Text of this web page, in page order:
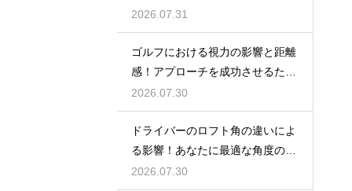
開
2026.07.31
ゴルフにおける視力の影響と距離
感！アプローチを成功させるため
の目のケア
2026.07.30
ドライバーのロフト角の違いによ
る影響！あなたに最適な角度の選
び方
2026.07.30